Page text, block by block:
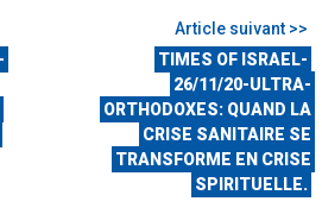
Article suivant >>
TIMES OF ISRAEL-
26/11/20-ULTRA-
ORTHODOXES: QUAND LA
CRISE SANITAIRE SE
TRANSFORME EN CRISE
SPIRITUELLE.